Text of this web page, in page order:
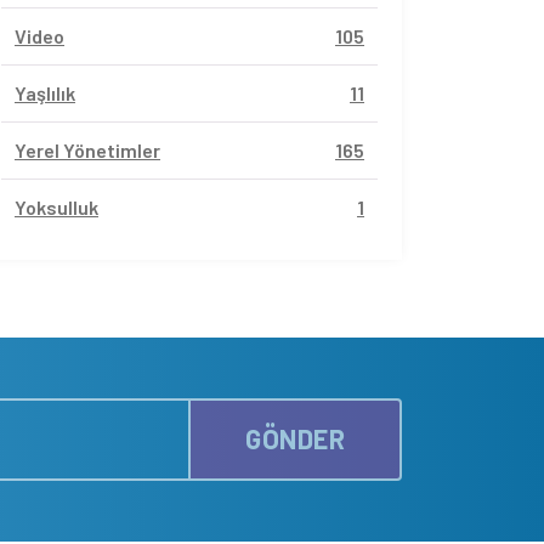
Video 105
Yaşlılık 11
Yerel Yönetimler 165
Yoksulluk 1
GÖNDER